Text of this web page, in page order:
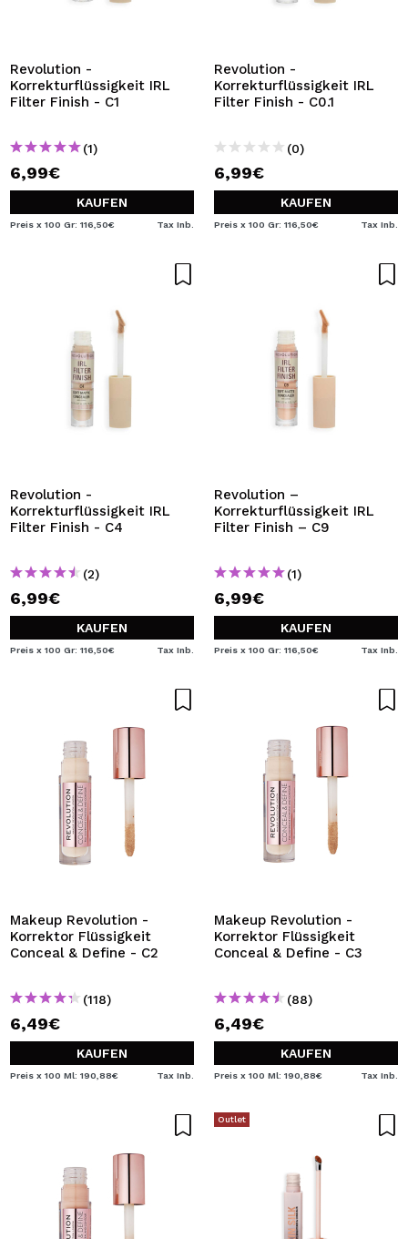
Revolution -
Korrekturflüssigkeit IRL
Filter Finish - C1
(1)
6,99€
KAUFEN
Preis x 100 Gr: 116,50€ Tax Inb.
Revolution -
Korrekturflüssigkeit IRL
Filter Finish - C0.1
(0)
6,99€
KAUFEN
Preis x 100 Gr: 116,50€ Tax Inb.
Revolution -
Korrekturflüssigkeit IRL
Filter Finish - C4
(2)
6,99€
KAUFEN
Preis x 100 Gr: 116,50€ Tax Inb.
Revolution –
Korrekturflüssigkeit IRL
Filter Finish – C9
(1)
6,99€
KAUFEN
Preis x 100 Gr: 116,50€ Tax Inb.
Makeup Revolution -
Korrektor Flüssigkeit
Conceal & Define - C2
(118)
6,49€
KAUFEN
Preis x 100 Ml: 190,88€ Tax Inb.
Makeup Revolution -
Korrektor Flüssigkeit
Conceal & Define - C3
(88)
6,49€
KAUFEN
Preis x 100 Ml: 190,88€ Tax Inb.
Outlet